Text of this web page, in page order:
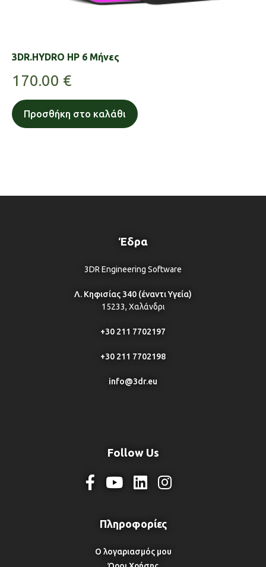
3DR.HYDRO HP 6 Μήνες
170.00 €
Προσθήκη στο καλάθι
Έδρα
3DR Engineering Software
Λ. Κηφισίας 340 (έναντι Υγεία)
15233, Χαλάνδρι
+30 211 7702197
+30 211 7702198
info@3dr.eu
Follow Us
Ο λογαριασμός μου